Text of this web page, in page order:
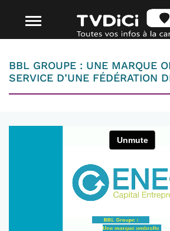
BBL GROUPE : UNE MARQUE
SERVICE D’UNE FÉDÉRATION